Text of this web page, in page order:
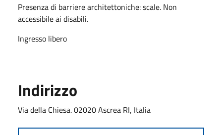
Presenza di barriere architettoniche: scale. Non
accessibile ai disabili.
Ingresso libero
Indirizzo
Via della Chiesa. 02020 Ascrea RI, Italia